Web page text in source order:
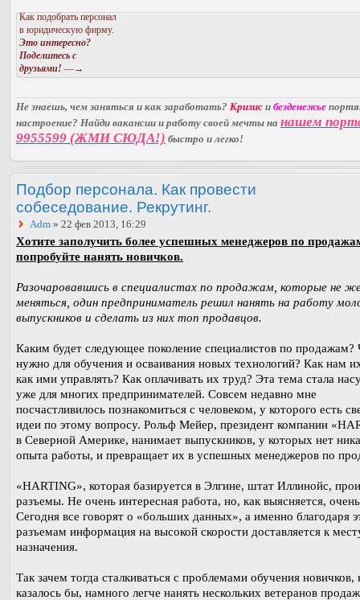
Как подобрать персонал
в юридическую фирму.
Это интересно?
Поделитесь с
друзьями! —→
Не знаешь, чем заняться и как заработать? Кризис и безденежье
настроение? Найди вакансии и работу своей мечты на нашем
9955599 (ЖМИ СЮДА!) быстро и легко!
Подбор персонала. Как провести
собеседование. Рекрутинг.
Adm » 22 фев 2013, 16:29
Хотите заполучить более успешных менеджеров по
попробуйте нанять новичков.
Разочаровавшись в специалистах по продажам, которые не
меняться, один предприниматель решил нанять на работу
выпускников и сделать из них топ продавцов.
Каким будет следующее поколение специалистов по
нужно для обучения и осваивания новых технологий? Как нам
как ими управлять? Как оплачивать их труд? Эта тема стала
уже для многих предпринимателей. Совсем недавно мне
посчастливилось познакомиться с человеком, у которого есть
идеи по этому вопросу. Рольф Мейер, президент компании
в Северной Америке, нанимает выпускников, у которых нет
опыта работы, и превращает их в успешных менеджеров по
«HARTING», которая базируется в Элгине, штат Иллинойс,
разъемы. Не очень интересная работа, но, как выясняется,
Сегодня все говорят о «больших данных», а именно благодаря
разъемам информация на высокой скорости доставляется к
назначения.
Так зачем тогда сталкиваться с проблемами обучения новичков,
казалось бы, намного легче нанять нескольких ветеранов